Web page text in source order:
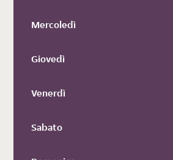
Mercoledì
Giovedì
Venerdì
Sabato